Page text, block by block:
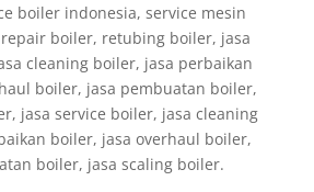
boiler indonesia, service mesin
boiler, retubing boiler, jasa
cleaning boiler, jasa perbaikan
boiler, jasa pembuatan boiler,
jasa service boiler, jasa cleaning
boiler, jasa overhaul boiler,
boiler, jasa scaling boiler.